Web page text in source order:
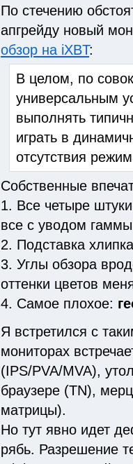
По стечению
апгрейду новый
обзор на iXBT:
В целом, по
универсальным
выполнять
играть в
отсутствия
Собственные
1. Все четыре
все с уводом
2. Подставка
3. Углы обзора
оттенки цветов
4. Самое плохое:
Я встретился с
мониторах
(IPS/PVA/MVA),
браузере (TN),
матрицы).
Но тут явно идет
рябь. Разрешение